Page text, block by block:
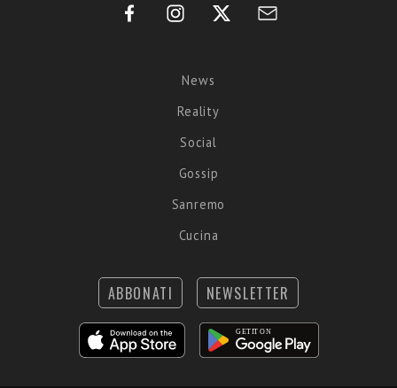
News
Reality
Social
Gossip
Sanremo
Cucina
ABBONATI NEWSLETTER